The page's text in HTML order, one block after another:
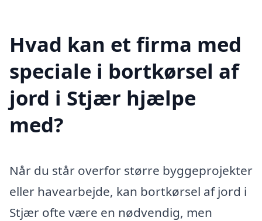
Hvad kan et firma med
speciale i bortkørsel af
jord i Stjær hjælpe
med?
Når du står overfor større byggeprojekter
eller havearbejde, kan bortkørsel af jord i
Stjær ofte være en nødvendig, men